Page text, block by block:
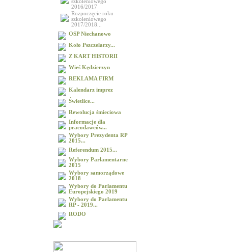
szkoleniowego
2016/2017
Rozpoczęcie roku
szkoleniowego
2017/2018...
OSP Niechanowo
Koło Pszczelarzy...
Z KART HISTORII
Wieś Kędzierzyn
REKLAMA FIRM
Kalendarz imprez
Świetlice...
Rewolucja śmieciowa
Informacje dla
pracodawców...
Wybory Prezydenta RP
2015...
Referendum 2015...
Wybory Parlamentarne
2015
Wybory samorządowe
2018
Wybory do Parlamentu
Europejskiego 2019
Wybory do Parlamentu
RP - 2019...
RODO